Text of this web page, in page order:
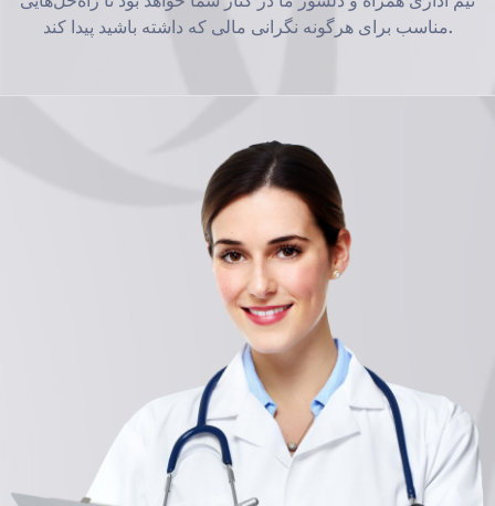
مناسب برای هرگونه نگرانی مالی که داشته باشید پیدا کند.